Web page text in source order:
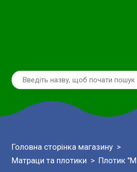
Головна сторінка магазину
Матраци та плотики
Плотик